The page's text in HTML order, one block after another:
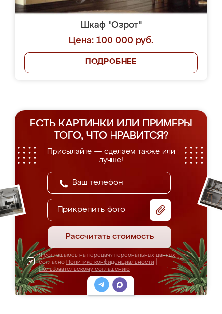
Шкаф "Озрот"
Цена: 100 000 руб.
ПОДРОБНЕЕ
ЕСТЬ КАРТИНКИ ИЛИ ПРИМЕРЫ
ТОГО, ЧТО НРАВИТСЯ?
Присылайте — сделаем также или
лучше!
Прикрепить фото
Рассчитать стоимость
Я соглашаюсь на передачу персональных данных
согласно Политике конфиденциальности
Пользовательскому соглашению